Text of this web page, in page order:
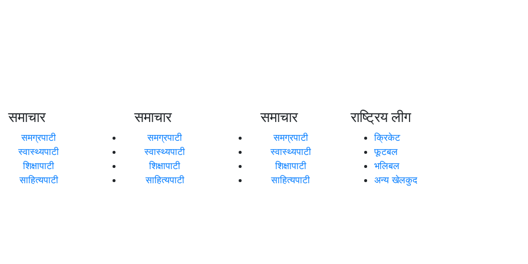
समाचार
समग्रपाटी
स्वास्थ्यपाटी
शिक्षापाटी
साहित्यपाटी
समाचार
समग्रपाटी
स्वास्थ्यपाटी
शिक्षापाटी
साहित्यपाटी
समाचार
समग्रपाटी
स्वास्थ्यपाटी
शिक्षापाटी
साहित्यपाटी
राष्ट्रिय लीग
क्रिकेट
फूटबल
भलिबल
अन्य खेलकुद